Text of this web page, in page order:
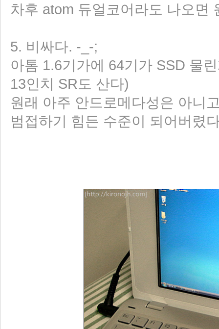
차후 atom 듀얼코어라도 나오면
5. 비싸다. -_-;
아톰 1.6기가에 64기가 SSD 물
13인치 SR도 산다)
원래 아주 안드로메다성은 아니
범접하기 힘든 수준이 되어버렸